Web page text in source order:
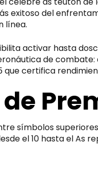
exitoso del
línea.
activar hasta
de
que certifica
símbolos
el 10 hasta el